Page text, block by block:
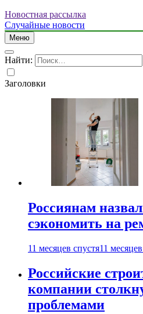
Новостная рассылка
Случайные новости
Меню
Найти:
Заголовки
Россиянам
сэкономить на
11 месяцев спустя11
Российские
компании
проблемами